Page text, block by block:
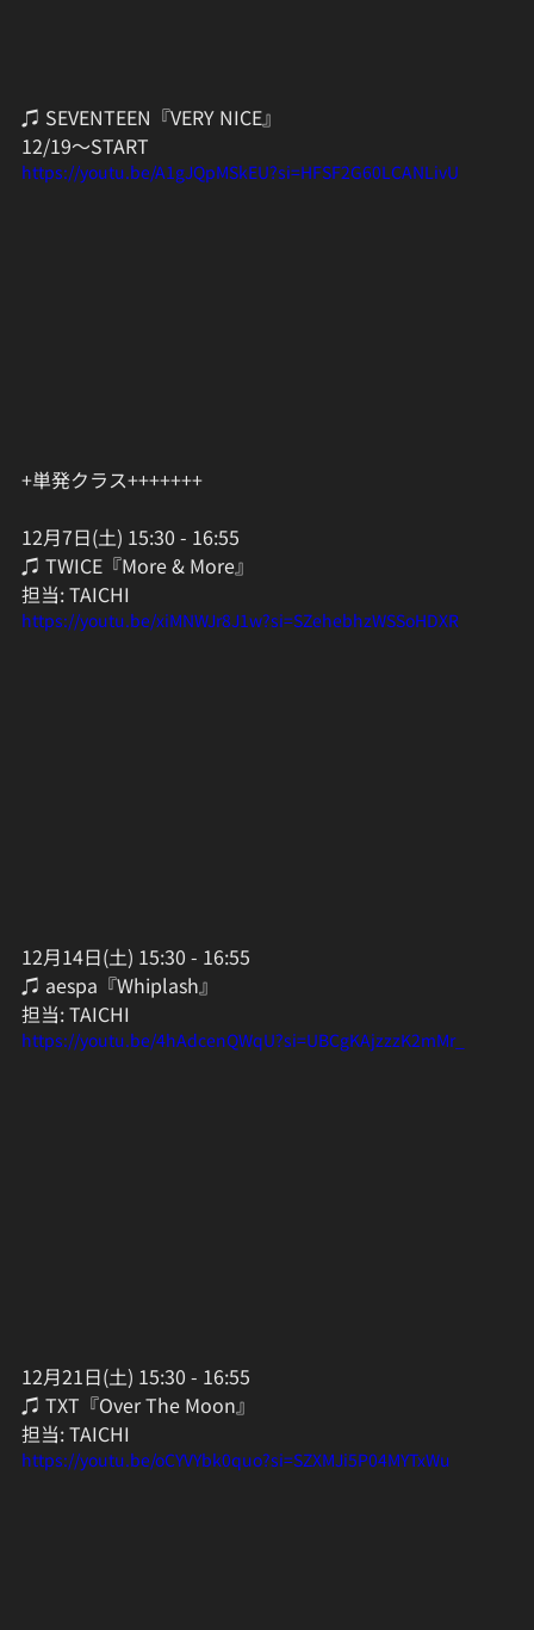
♫ SEVENTEEN『VERY NICE』
12/19〜START
https://youtu.be/A1gJQpMSkEU?si=HFSF2G60LCANLivU
+単発クラス+++++++
12月7日(土) 15:30 - 16:55
♫ TWICE『More & More』
担当: TAICHI
https://youtu.be/xiMNWJr8J1w?si=SZehebhzWSSoHDXR
12月14日(土) 15:30 - 16:55
♫ aespa『Whiplash』
担当: TAICHI
https://youtu.be/4hAdcenQWqU?si=UBCgKAjzzzK2mMr_
12月21日(土) 15:30 - 16:55
♫ TXT『Over The Moon』
担当: TAICHI
https://youtu.be/oCYVYbk0quo?si=SZXMJi5P04MYTxWu